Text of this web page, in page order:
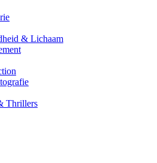
& Lichaam
Thrillers